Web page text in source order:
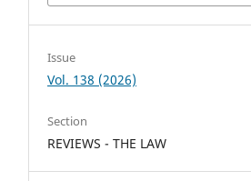
Issue
Vol. 138 (2026)
Section
REVIEWS - THE LAW